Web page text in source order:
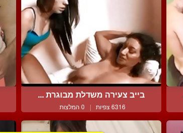
בייב צעירה משדלת מבוגרת ...
6316 צפיות | 0 המלצות